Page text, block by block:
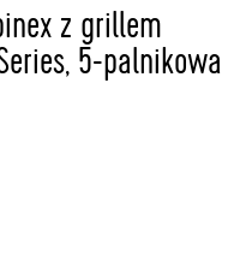
z grillem
5-palnikowa